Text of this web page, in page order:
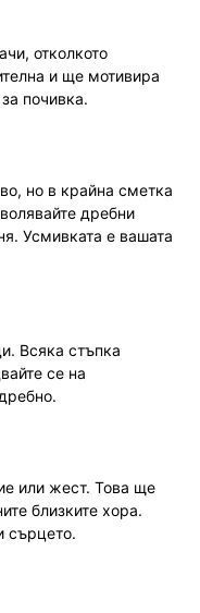
отколкото
и ще мотивира
почивка.
но в крайна сметка
дребни
Усмивката е вашата
Всяка стъпка
се на
или жест. Това ще
близките хора.
сърцето.